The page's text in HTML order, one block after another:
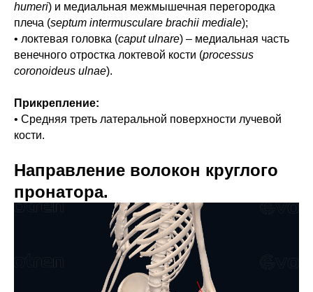
humeri) и медиальная межмышечная перегородка
плеча (septum intermusculare brachii mediale);
• локтевая головка (caput ulnare) – медиальная часть
венечного отростка локтевой кости (processus
coronoideus ulnae).
Прикрепление:
• Средняя треть латеральной поверхности лучевой
кости.
Направление волокон круглого
пронатора.